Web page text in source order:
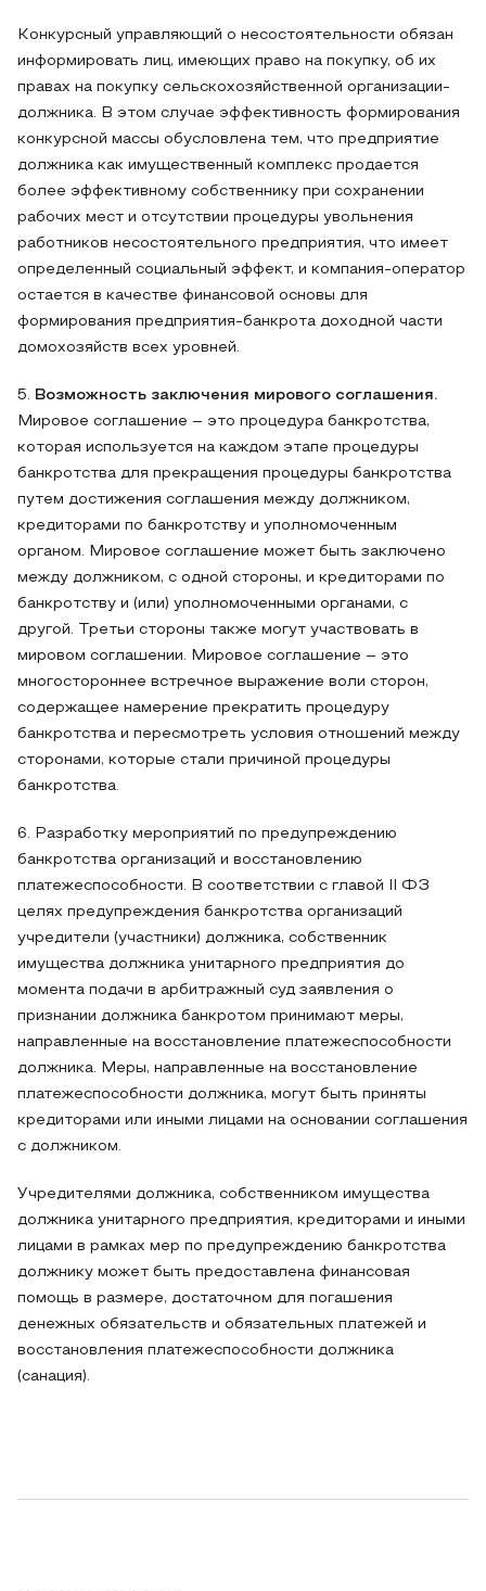
Конкурсный управляющий о несостоятельности обязан
информировать лиц, имеющих право на покупку, об их
правах на покупку сельскохозяйственной организации-
должника. В этом случае эффективность формирования
конкурсной массы обусловлена тем, что предприятие
должника как имущественный комплекс продается
более эффективному собственнику при сохранении
рабочих мест и отсутствии процедуры увольнения
работников несостоятельного предприятия, что имеет
определенный социальный эффект, и компания-оператор
остается в качестве финансовой основы для
формирования предприятия-банкрота доходной части
домохозяйств всех уровней.
5. Возможность заключения мирового соглашения.
Мировое соглашение – это процедура банкротства,
которая используется на каждом этапе процедуры
банкротства для прекращения процедуры банкротства
путем достижения соглашения между должником,
кредиторами по банкротству и уполномоченным
органом. Мировое соглашение может быть заключено
между должником, с одной стороны, и кредиторами по
банкротству и (или) уполномоченными органами, с
другой. Третьи стороны также могут участвовать в
мировом соглашении. Мировое соглашение – это
многостороннее встречное выражение воли сторон,
содержащее намерение прекратить процедуру
банкротства и пересмотреть условия отношений между
сторонами, которые стали причиной процедуры
банкротства.
6. Разработку мероприятий по предупреждению
банкротства организаций и восстановлению
платежеспособности. В соответствии с главой II ФЗ
целях предупреждения банкротства организаций
учредители (участники) должника, собственник
имущества должника унитарного предприятия до
момента подачи в арбитражный суд заявления о
признании должника банкротом принимают меры,
направленные на восстановление платежеспособности
должника. Меры, направленные на восстановление
платежеспособности должника, могут быть приняты
кредиторами или иными лицами на основании соглашения
с должником.
Учредителями должника, собственником имущества
должника унитарного предприятия, кредиторами и иными
лицами в рамках мер по предупреждению банкротства
должнику может быть предоставлена финансовая
помощь в размере, достаточном для погашения
денежных обязательств и обязательных платежей и
восстановления платежеспособности должника
(санация).